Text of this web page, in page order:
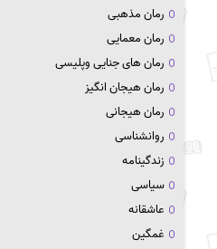
رمان مذهبی
رمان معمایی
رمان های جنایی وپلیسی
رمان هیجان انگیز
رمان هیجانی
روانشناسی
زندگینامه
سیاسی
عاشقانه
غمگین